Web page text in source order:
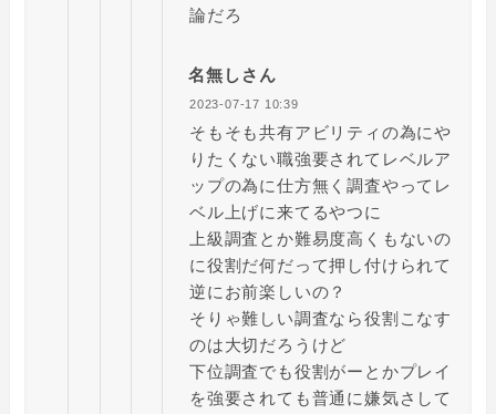
論だろ
名無しさん
2023-07-17 10:39
そもそも共有アビリティの為にや
りたくない職強要されてレベルア
ップの為に仕方無く調査やってレ
ベル上げに来てるやつに
上級調査とか難易度高くもないの
に役割だ何だって押し付けられて
逆にお前楽しいの？
そりゃ難しい調査なら役割こなす
のは大切だろうけど
下位調査でも役割がーとかプレイ
を強要されても普通に嫌気さして